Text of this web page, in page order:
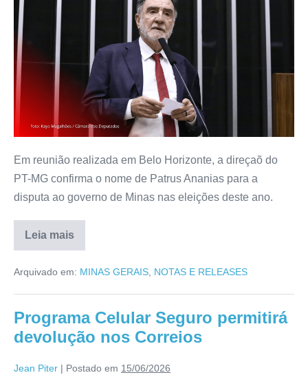
Em reunião realizada em Belo Horizonte, a direçaõ do
PT-MG confirma o nome de Patrus Ananias para a
disputa ao governo de Minas nas eleições deste ano.
Leia mais
Arquivado em: MINAS GERAIS NOTAS E RELEASES
Programa Celular Seguro permitirá
devolução nos Correios
Jean Piter | Postado em 15/06/2026